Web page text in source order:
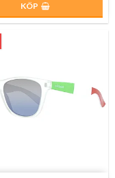
KÖP